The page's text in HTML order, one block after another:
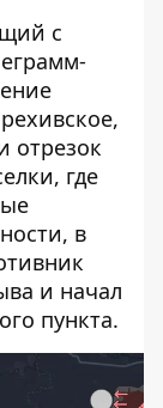
с
отрезок
где
в
и начал
пункта.